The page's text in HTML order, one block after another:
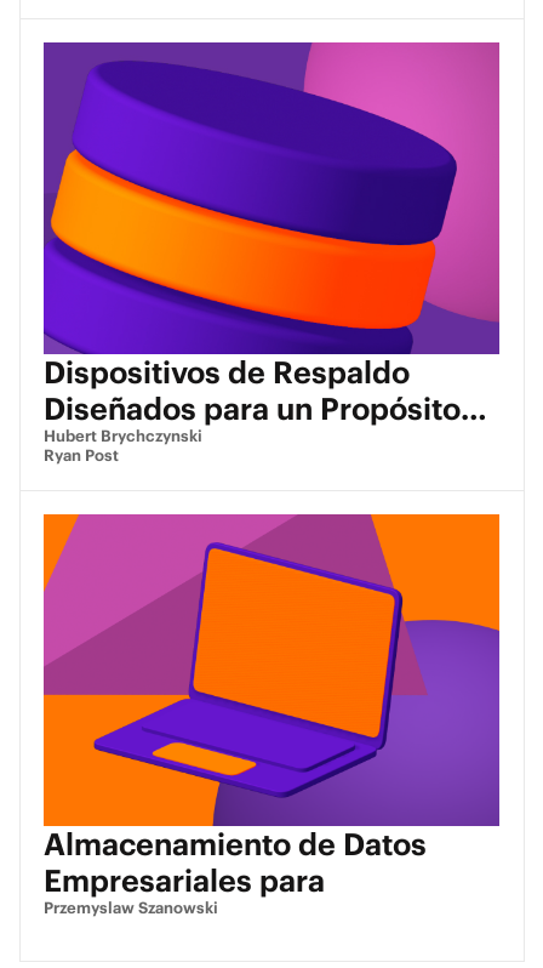
Dispositivos de Respaldo
Diseñados para un Propósito
(PBBA): Características y
Hubert Brychczynski
Ryan Post
Almacenamiento de Datos
Empresariales para
Przemyslaw Szanowski